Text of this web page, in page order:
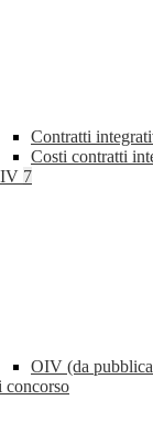
Contratti
Costi contratti
7
OIV (da
concorso